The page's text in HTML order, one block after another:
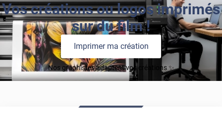
Vos créations ou logos imprimés
sur du film !
Imprimer ma création
Nos graphistes adaptent vos créations ✨